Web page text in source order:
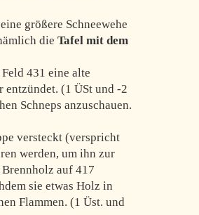
größere Schneewehe
die Tafel mit dem
431 eine alte
entzündet. (1 ÜSt und -2
Schneps anzuschauen.
versteckt (verspricht
werden, um ihn zur
auf 417
sie etwas Holz in
Flammen. (1 Üst. und